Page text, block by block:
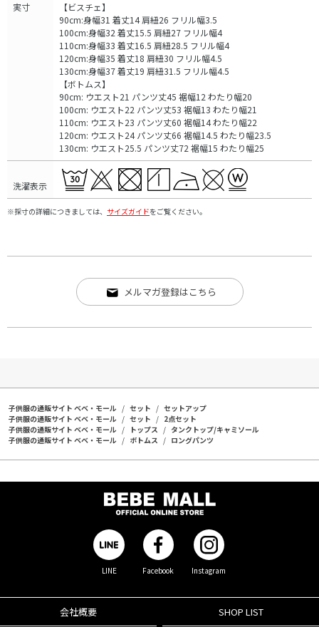
実寸
【ビスチェ】
90cm:身幅31 着丈14 肩紐26 フリル幅3.5
100cm:身幅32 着丈15.5 肩紐27 フリル幅4
110cm:身幅33 着丈16.5 肩紐28.5 フリル幅4
120cm:身幅35 着丈18 肩紐30 フリル幅4.5
130cm:身幅37 着丈19 肩紐31.5 フリル幅4.5
【ボトムス】
90cm: ウエスト21 パンツ丈45 裾幅12 わたり幅20
100cm: ウエスト22 パンツ丈53 裾幅13 わたり幅21
110cm: ウエスト23 パンツ丈60 裾幅14 わたり幅22
120cm: ウエスト24 パンツ丈66 裾幅14.5 わたり幅23.5
130cm: ウエスト25.5 パンツ丈72 裾幅15 わたり幅25
洗濯表示
※採寸の詳細につきましては、 サイズガイドをご覧ください。
メルマガ登録はこちら
子供服の通販サイト ベベ・モール セット
セットアップ
子供服の通販サイト ベベ・モール
セット
2点セット
子供服の通販サイト ベベ・モール
トップス
タンクトップ/キャミソール
子供服の通販サイト ベベ・モール
ボトムス ロングパンツ
LINE Facebook Instagram
会社概要 SHOP LIST